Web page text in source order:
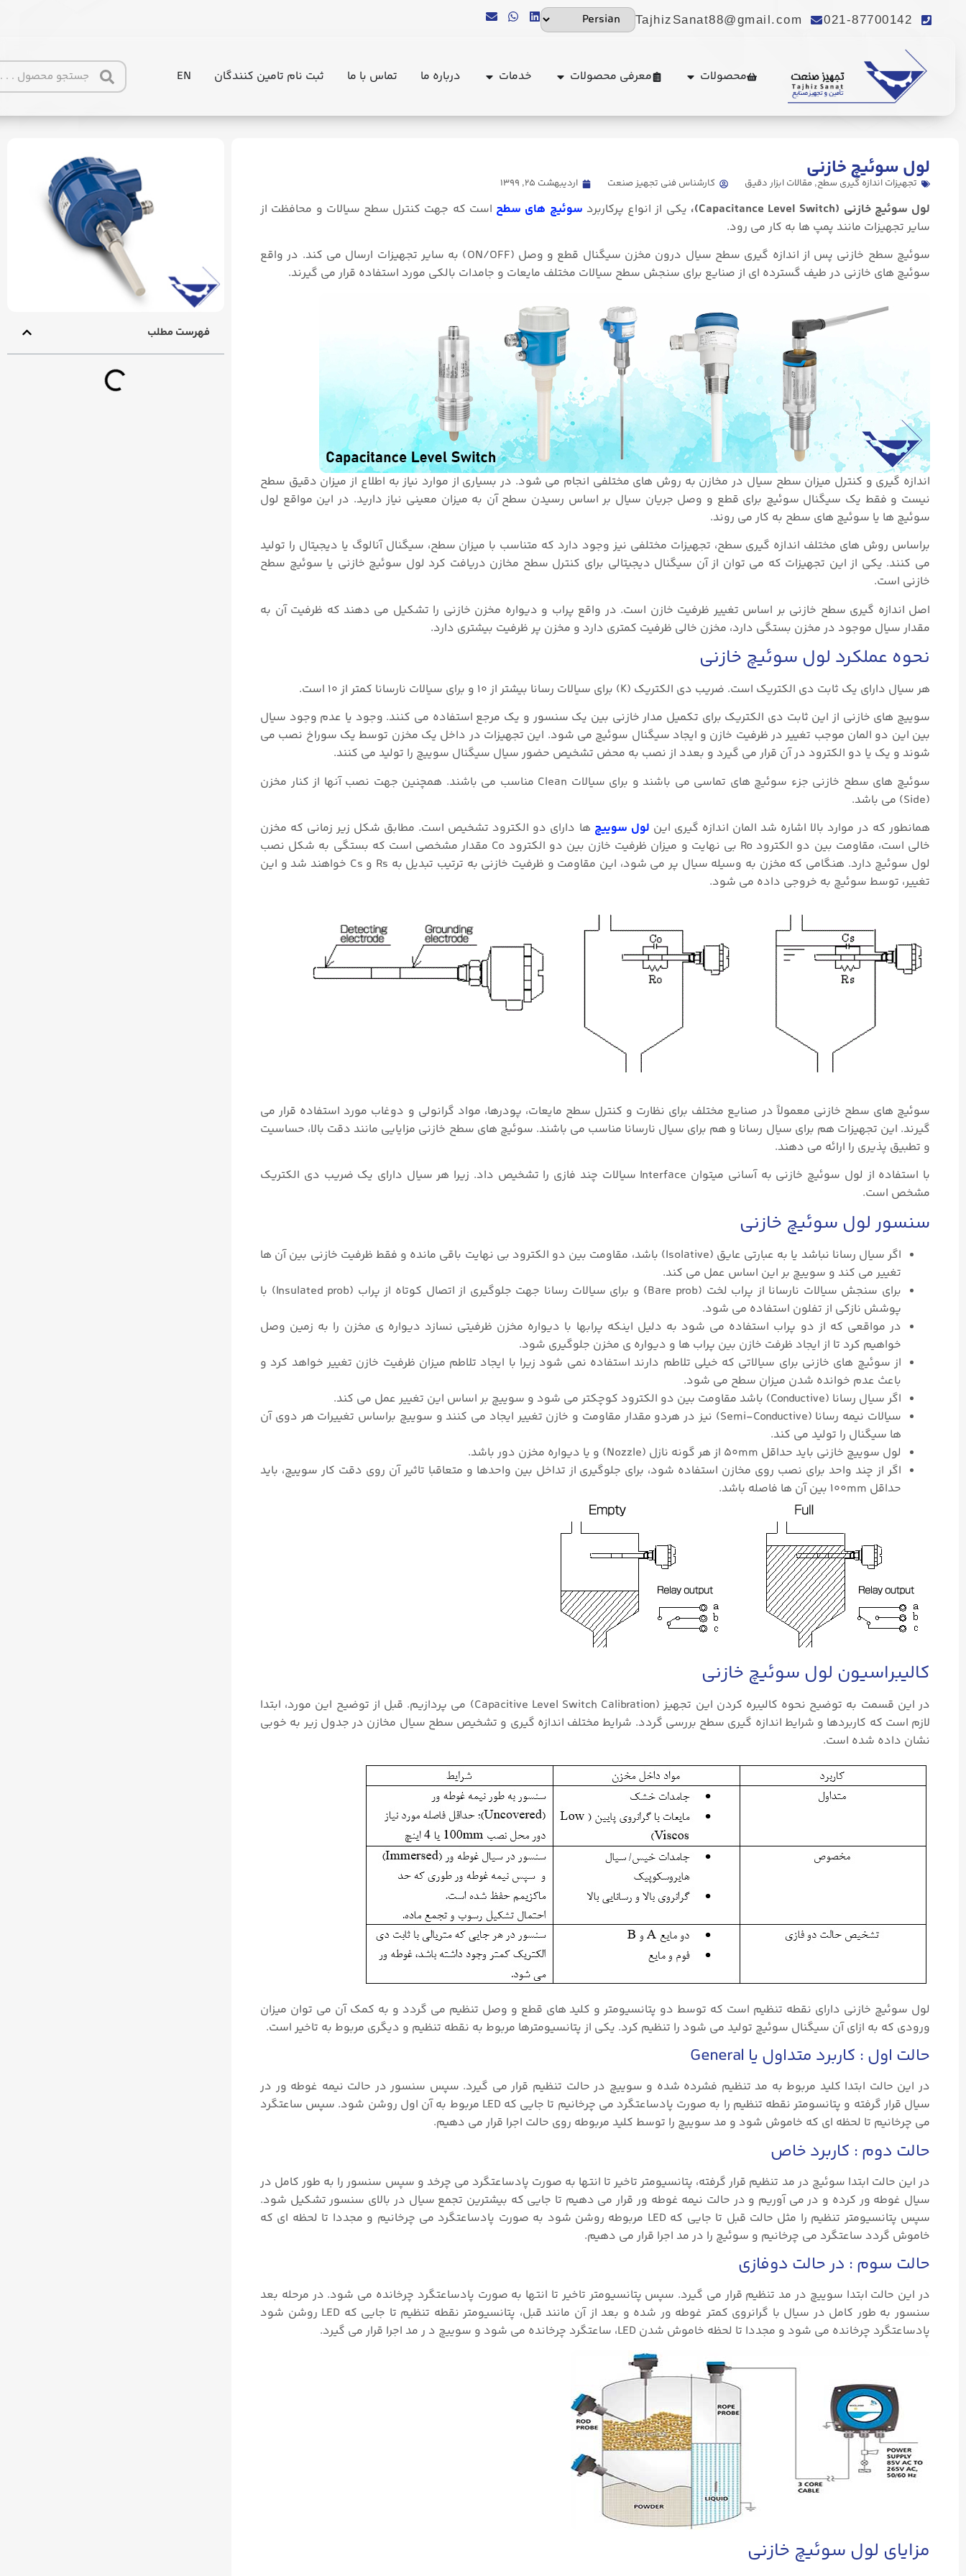
%d8%b3%d9%88%d8%a6%db%8c%da%86-%d8%ae%d8%a7%d8%b2%d9%86%db%8c.md. Send Accept: text/markdown to any URL for the same content.
021-87700142
TajhizSanat88@gmail.com
محصولات معرفی محصولات خدمات درباره ما تماس با ما ثبت نام تامین کنندگان EN
لول سوئیچ خازنی
تجهیزات اندازه گیری سطح, مقالات ابزار دقیق کارشناس فنی تجهیز صنعت اردیبهشت ۲۵, ۱۳۹۹
لول سوئیچ خازنی (Capacitance Level Switch)، یکی از انواع پرکاربرد سوئیچ های سطح است که جهت کنترل سطح سیالات و محافظت از
سایر تجهیزات مانند پمپ ها به کار می رود.
سوئیچ سطح خازنی پس از اندازه گیری سطح سیال درون مخزن سیگنال قطع و وصل (ON/OFF) به سایر تجهیزات ارسال می کند. در واقع
سوئیچ های خازنی در طیف گسترده ای از صنایع برای سنجش سطح سیالات مختلف مایعات و جامدات بالکی مورد استفاده قرار می گیرند.
اندازه گیری و کنترل میزان سطح سیال در مخازن به روش های مختلفی انجام می شود. در بسیاری از موارد نیاز به اطلاع از میزان دقیق سطح
نیست و فقط یک سیگنال سوئیچ برای قطع و وصل جریان سیال بر اساس رسیدن سطح آن به میزان معینی نیاز دارید. در این مواقع لول
سوئیچ ها یا سوئیچ های سطح به کار می روند.
براساس روش های مختلف اندازه گیری سطح، تجهیزات مختلفی نیز وجود دارد که متناسب با میزان سطح، سیگنال آنالوگ یا دیجیتال را تولید
می کنند. یکی از این تجهیزات که می توان از آن سیگنال دیجیتالی برای کنترل سطح مخازن دریافت کرد لول سوئیچ خازنی یا سوئیچ سطح
خازنی است.
اصل اندازه گیری سطح خازنی بر اساس تغییر ظرفیت خازن است. در واقع پراب و دیواره مخزن خازنی را تشکیل می دهند که ظرفیت آن به
مقدار سیال موجود در مخزن بستگی دارد، مخزن خالی ظرفیت کمتری دارد و مخزن پر ظرفیت بیشتری دارد.
نحوه عملکرد لول سوئیچ خازنی
هر سیال دارای یک ثابت دی الکتریک است. ضریب دی الکتریک (K) برای سیالات رسانا بیشتر از ۱۰ و برای سیالات نارسانا کمتر از ۱۰ است.
سوییچ های خازنی از این ثابت دی الکتریک برای تکمیل مدار خازنی بین یک سنسور و یک مرجع استفاده می کنند. وجود یا عدم وجود سیال
بین این دو المان موجب تغییر در ظرفیت خازن و ایجاد سیگنال سوئیچ می شود. این تجهیزات در داخل یک مخزن توسط یک سوراخ نصب می
شوند و یک یا دو الکترود در آن قرار می گیرد و بعدد از نصب به محض تشخیص حضور سیال سیگنال سوییچ را تولید می کنند.
سوئیچ های سطح خازنی جزء سوئیچ های تماسی می باشند و برای سیالات Clean مناسب می باشند. همچنین
جهت نصب آنها از کنار مخزن
(Side) می باشد.
همانطور که در موارد بالا اشاره شد المان اندازه گیری این لول سوییچ ها دارای دو الکترود تشخیص است. مطابق شکل زیر زمانی که مخزن
خالی است، مقاومت بین دو الکترود Ro بی نهایت و میزان ظرفیت خازن بین دو الکترود Co مقدار مشخصی است که بستگی به شکل نصب
لول سوئیچ دارد. هنگامی که مخزن به وسیله سیال پر می شود، این مقاومت و ظرفیت خازنی به ترتیب تبدیل به Rs و Cs خواهند شد و این
تغییر، توسط سوئیچ به خروجی داده می شود.
سوئیچ های سطح خازنی معمولاً در صنایع مختلف برای نظارت و کنترل سطح مایعات، پودرها، مواد گرانولی و دوغاب مورد استفاده قرار می
گیرند. این تجهیزات هم برای سیال رسانا و هم برای سیال نارسانا مناسب می باشند. سوئیچ های سطح خازنی مزایایی مانند دقت بالا، حساسیت
و تطبیق پذیری را ارائه می دهند.
با استفاده از لول سوئیچ خازنی به آسانی میتوان Interface سیالات چند فازی را تشخیص داد. زیرا هر سیال دارای یک ضریب دی الکتریک
مشخص است.
سنسور لول سوئیچ خازنی
اگر سیال رسانا نباشد یا به عبارتی عایق (Isolative) باشد، مقاومت بین دو الکترود بی نهایت باقی مانده و فقط ظرفیت خازنی بین آن ها
تغییر می کند و سوییچ بر این اساس عمل می کند.
برای سنجش سیالات نارسانا از پراب لخت (Bare prob) و برای سیالات رسانا جهت جلوگیری از اتصال کوتاه از پراب (Insulated prob) با
پوشش نازکی از تفلون استفاده می شود.
در مواقعی که از دو پراب استفاده می شود به دلیل اینکه پرابها با دیواره مخزن ظرفیتی نسازد دیواره ی مخزن را به زمین وصل
خواهیم کرد تا از ایجاد ظرفت خازن بین پراب ها و دیواره ی مخزن جلوگیری شود.
از سوئیچ های خازنی برای سیالاتی که خیلی تلاطم دارند استفاده نمی شود زیرا با ایجاد تلاطم میزان ظرفیت خازن تغییر خواهد کرد و
باعث عدم خوانده شدن میزان سطح می شود.
اگر سیال رسانا (Conductive) باشد مقاومت بین دو الکترود کوچکتر می شود و سوییچ بر اساس این تغییر عمل می کند.
سیالات نیمه رسانا (Semi-Conductive) نیز در هردو مقدار مقاومت و خازن تغییر ایجاد می کنند و سوییچ براساس تغییرات هر دوی آن
ها سیگنال را تولید می کند.
لول سوییچ خازنی باید حداقل 50mm از هر گونه نازل (Nozzle) و یا دیواره مخزن دور باشد.
اگر از چند واحد برای نصب روی مخازن استفاده شود، برای جلوگیری از تداخل بین واحدها و متعاقبا تاثیر آن روی دقت کار سوییچ، باید
حداقل 100mm بین آن ها فاصله باشد.
کالیبراسیون لول سوئیچ خازنی
در این قسمت به توضیح نحوه کالیبره کردن این تجهیز (Capacitive Level Switch Calibration) می پردازیم. قبل از توضیح این مورد، ابتدا
لازم است که کاربردها و شرایط اندازه گیری سطح بررسی گردد. شرایط مختلف اندازه گیری و تشخیص سطح سیال مخازن در جدول زیر به خوبی
نشان داده شده است.
لول سوئیچ خازنی دارای نقطه تنظیم است که توسط دو پتانسیومتر و کلید های قطع و وصل تنظیم می گردد و به کمک آن می توان میزان
ورودی که به ازای آن سیگنال سوئیچ تولید می شود را تنظیم کرد. یکی از پتانسیومترها مربوط به نقطه تنظیم و دیگری مربوط به تاخیر است.
حالت اول : کاربرد متداول یا General
در این حالت ابتدا کلید مربوط به مد تنظیم فشرده شده و سوییچ در حالت تنظیم قرار می گیرد. سپس سنسور در حالت نیمه غوطه ور در
سیال قرار گرفته و پتانسومتر نقطه تنظیم را به صورت پادساعتگرد می چرخانیم تا جایی که LED مربوط به آن اول روشن شود. سپس ساعتگرد
می چرخانیم تا لحظه ای که خاموش شود و مد سوییچ را توسط کلید مربوطه روی حالت اجرا قرار می دهیم.
حالت دوم : کاربرد خاص
در این حالت ابتدا سوئیچ در مد تنظیم قرار گرفته، پتانسیومتر تاخیر تا انتها به صورت پادساعتگرد می چرخد و سپس سنسور را به طور کامل در
سیال غوطه ور کرده و در می آوریم و در حالت نیمه غوطه ور قرار می دهیم تا جایی که بیشترین تجمع سیال در بالای سنسور تشکیل شود.
سپس پتانسیومتر تنظیم را مثل حالت قبل تا جایی که LED مربوطه روشن شود به صورت پادساعتگرد می چرخانیم و مجددا تا لحظه ای که
خاموش گردد ساعتگرد می چرخانیم و سوئیچ را در مد اجرا قرار می دهیم.
حالت سوم : در حالت دوفازی
در این حالت ابتدا سوییچ در مد تنظیم قرار می گیرد. سپس پتانسیومتر تاخیر تا انتها به صورت پادساعتگرد چرخانده می شود. در مرحله بعد
سنسور به طور کامل در سیال با گرانروی کمتر غوطه ور شده و بعد از آن مانند قبل، پتانسیومتر نقطه تنظیم تا جایی که LED روشن شود
پادساعتگرد چرخانده می شود و مجددا تا لحظه خاموش شدن LED، ساعتگرد چرخانده می شود و سوییچ د ر مد اجرا قرار می گیرد.
مزایای لول سوئیچ خازنی
فهرست مطلب